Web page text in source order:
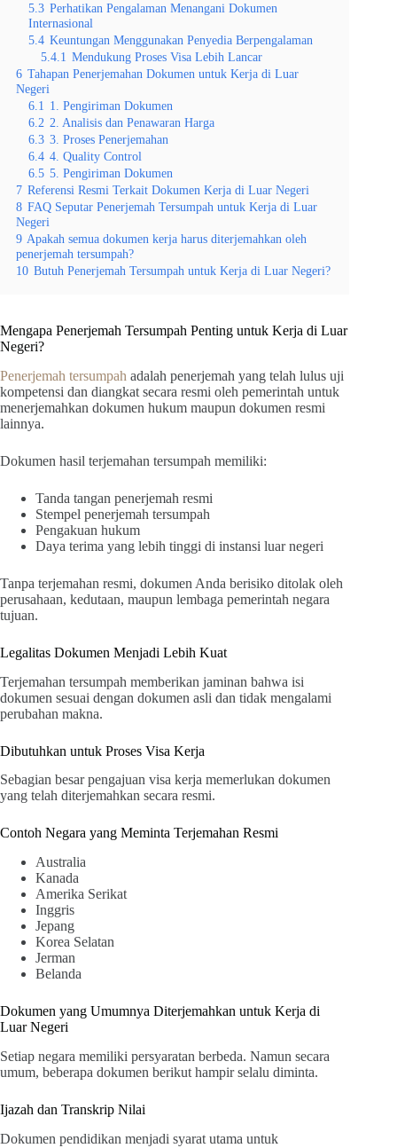
5.3 Perhatikan Pengalaman Menangani Dokumen
Internasional
5.4 Keuntungan Menggunakan Penyedia Berpengalaman
5.4.1 Mendukung Proses Visa Lebih Lancar
6 Tahapan Penerjemahan Dokumen untuk Kerja di Luar
Negeri
6.1 1. Pengiriman Dokumen
6.2 2. Analisis dan Penawaran Harga
6.3 3. Proses Penerjemahan
6.4 4. Quality Control
6.5 5. Pengiriman Dokumen
7 Referensi Resmi Terkait Dokumen Kerja di Luar Negeri
8 FAQ Seputar Penerjemah Tersumpah untuk Kerja di Luar
Negeri
9 Apakah semua dokumen kerja harus diterjemahkan oleh
penerjemah tersumpah?
10 Butuh Penerjemah Tersumpah untuk Kerja di Luar Negeri?
Mengapa Penerjemah Tersumpah Penting untuk Kerja di Luar
Negeri?
Penerjemah tersumpah adalah penerjemah yang telah lulus uji
kompetensi dan diangkat secara resmi oleh pemerintah untuk
menerjemahkan dokumen hukum maupun dokumen resmi
lainnya.
Dokumen hasil terjemahan tersumpah memiliki:
Tanda tangan penerjemah resmi
Stempel penerjemah tersumpah
Pengakuan hukum
Daya terima yang lebih tinggi di instansi luar negeri
Tanpa terjemahan resmi, dokumen Anda berisiko ditolak oleh
perusahaan, kedutaan, maupun lembaga pemerintah negara
tujuan.
Legalitas Dokumen Menjadi Lebih Kuat
Terjemahan tersumpah memberikan jaminan bahwa isi
dokumen sesuai dengan dokumen asli dan tidak mengalami
perubahan makna.
Dibutuhkan untuk Proses Visa Kerja
Sebagian besar pengajuan visa kerja memerlukan dokumen
yang telah diterjemahkan secara resmi.
Contoh Negara yang Meminta Terjemahan Resmi
Australia
Kanada
Amerika Serikat
Inggris
Jepang
Korea Selatan
Jerman
Belanda
Dokumen yang Umumnya Diterjemahkan untuk Kerja di
Luar Negeri
Setiap negara memiliki persyaratan berbeda. Namun secara
umum, beberapa dokumen berikut hampir selalu diminta.
Ijazah dan Transkrip Nilai
Dokumen pendidikan menjadi syarat utama untuk